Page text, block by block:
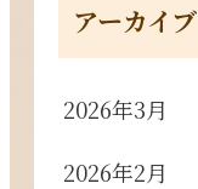
アーカイブ
2026年3月
2026年2月